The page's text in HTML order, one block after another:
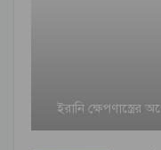
ইরানি